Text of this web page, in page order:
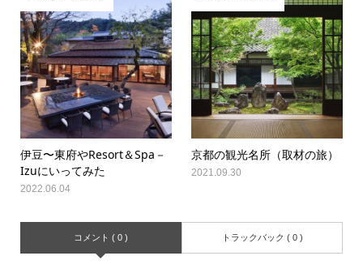
伊豆〜東府やResort＆Spa－
Izuにいってみた
2022.06.04
京都の観光名所（取材の旅）
2021.09.30
コメント ( 0 ) トラックバック ( 0 )